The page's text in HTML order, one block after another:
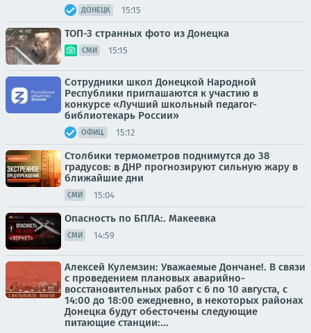
ДОНЕЦК 15:15
ТОП-3 странных фото из Донецка
СМИ 15:15
Сотрудники школ Донецкой Народной
Республики приглашаются к участию в
конкурсе «Лучший школьный педагог-
библиотекарь России»
ОФИЦ. 15:12
Столбики термометров поднимутся до 38
градусов: в ДНР прогнозируют сильную жару в
ближайшие дни
СМИ 15:04
Опасность по БПЛА:. Макеевка
СМИ 14:59
Алексей Кулемзин: Уважаемые Дончане!. В связи
с проведением плановых аварийно-
восстановительных работ с 6 по 10 августа, с
14:00 до 18:00 ежедневно, в некоторых районах
Донецка будут обесточены следующие
питающие станции:...